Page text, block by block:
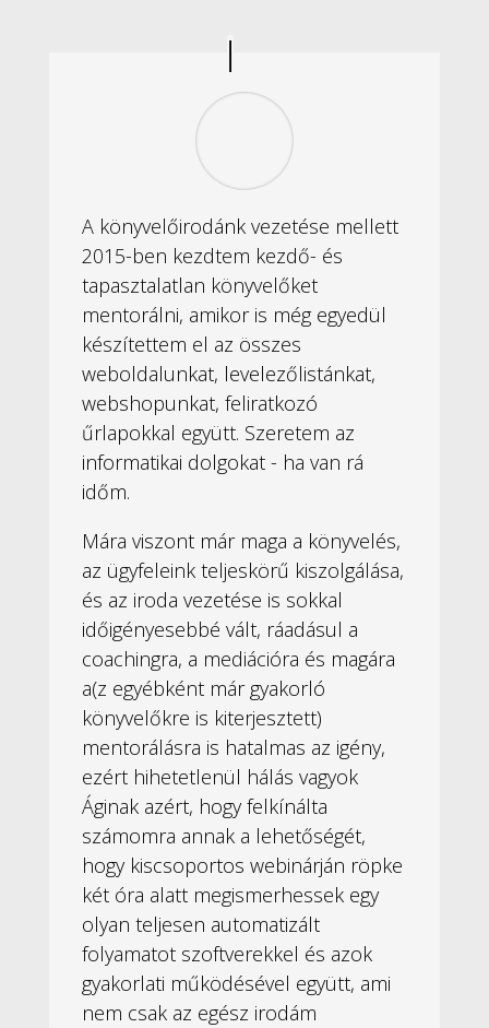
A könyvelőirodánk vezetése mellett
2015-ben kezdtem kezdő- és
tapasztalatlan könyvelőket
mentorálni, amikor is még egyedül
készítettem el az összes
weboldalunkat, levelezőlistánkat,
webshopunkat, feliratkozó
űrlapokkal együtt. Szeretem az
informatikai dolgokat - ha van rá
időm.
Mára viszont már maga a könyvelés,
az ügyfeleink teljeskörű kiszolgálása,
és az iroda vezetése is sokkal
időigényesebbé vált, ráadásul a
coachingra, a mediációra és magára
a(z egyébként már gyakorló
könyvelőkre is kiterjesztett)
mentorálásra is hatalmas az igény,
ezért hihetetlenül hálás vagyok
Áginak azért, hogy felkínálta
számomra annak a lehetőségét,
hogy kiscsoportos webinárján röpke
két óra alatt megismerhessek egy
olyan teljesen automatizált
folyamatot szoftverekkel és azok
gyakorlati működésével együtt, ami
nem csak az egész irodám